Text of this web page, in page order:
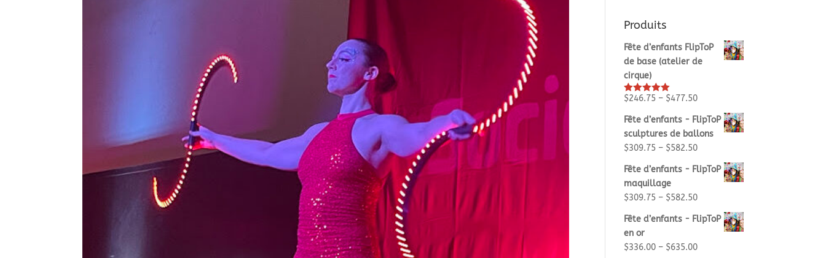
Produits
Fête d’enfants FlipToP
de base (atelier de
cirque)
Rated 5.00
$246.75 – $477.50
Fête d’enfants - FlipToP
sculptures de ballons
$309.75 – $582.50
Fête d’enfants - FlipToP
maquillage
$309.75 – $582.50
Fête d’enfants - FlipToP
en or
$336.00 – $635.00